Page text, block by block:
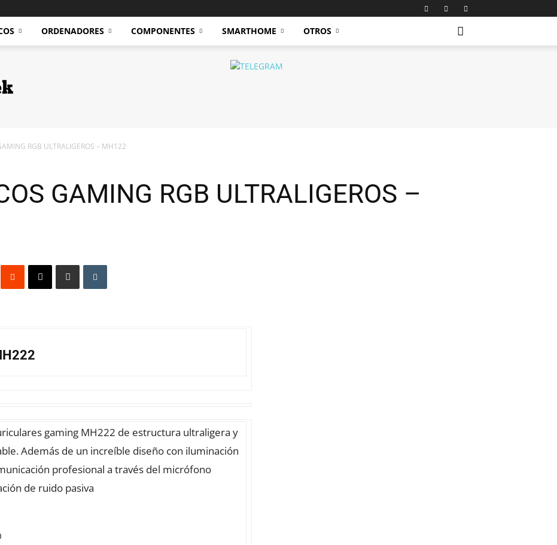
ORDENADORES COMPONENTES SMARTHOME OTROS
RGB ULTRALIGEROS – MH122
GAMING RGB ULTRALIGEROS –
gaming MH222 de estructura ultraligera y
Además de un increíble diseño con iluminación
profesional a través del micrófono
de ruido pasiva